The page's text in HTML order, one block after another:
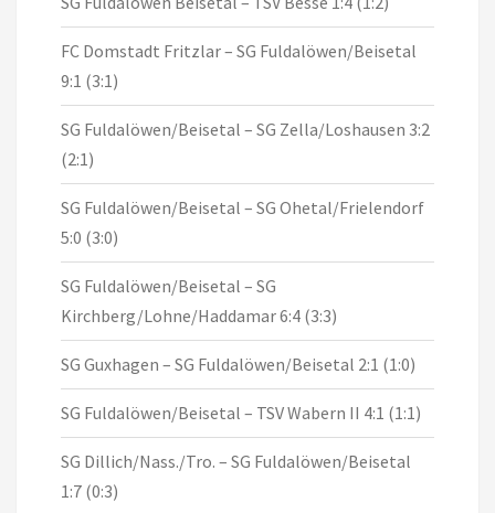
FC Domstadt Fritzlar – SG Fuldalöwen/Beisetal
9:1 (3:1)
SG Fuldalöwen/Beisetal – SG Zella/Loshausen 3:2
(2:1)
SG Fuldalöwen/Beisetal – SG Ohetal/Frielendorf
5:0 (3:0)
SG Fuldalöwen/Beisetal – SG
Kirchberg/Lohne/Haddamar 6:4 (3:3)
SG Guxhagen – SG Fuldalöwen/Beisetal 2:1 (1:0)
SG Fuldalöwen/Beisetal – TSV Wabern II 4:1 (1:1)
SG Dillich/Nass./Tro. – SG Fuldalöwen/Beisetal
1:7 (0:3)